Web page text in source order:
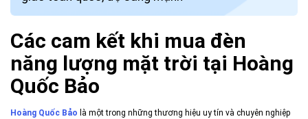
Các cam kết khi mua đèn
năng lượng mặt trời tại Hoàng
Quốc Bảo
Hoàng Quốc Bảo là một trong những thương hiệu uy tín và chuyên nghiệp